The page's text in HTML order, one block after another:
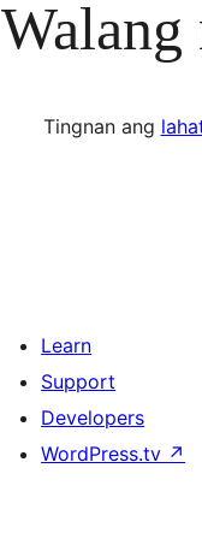
Walang
Tingnan ang
Learn
Support
Developers
WordPress.tv ↗